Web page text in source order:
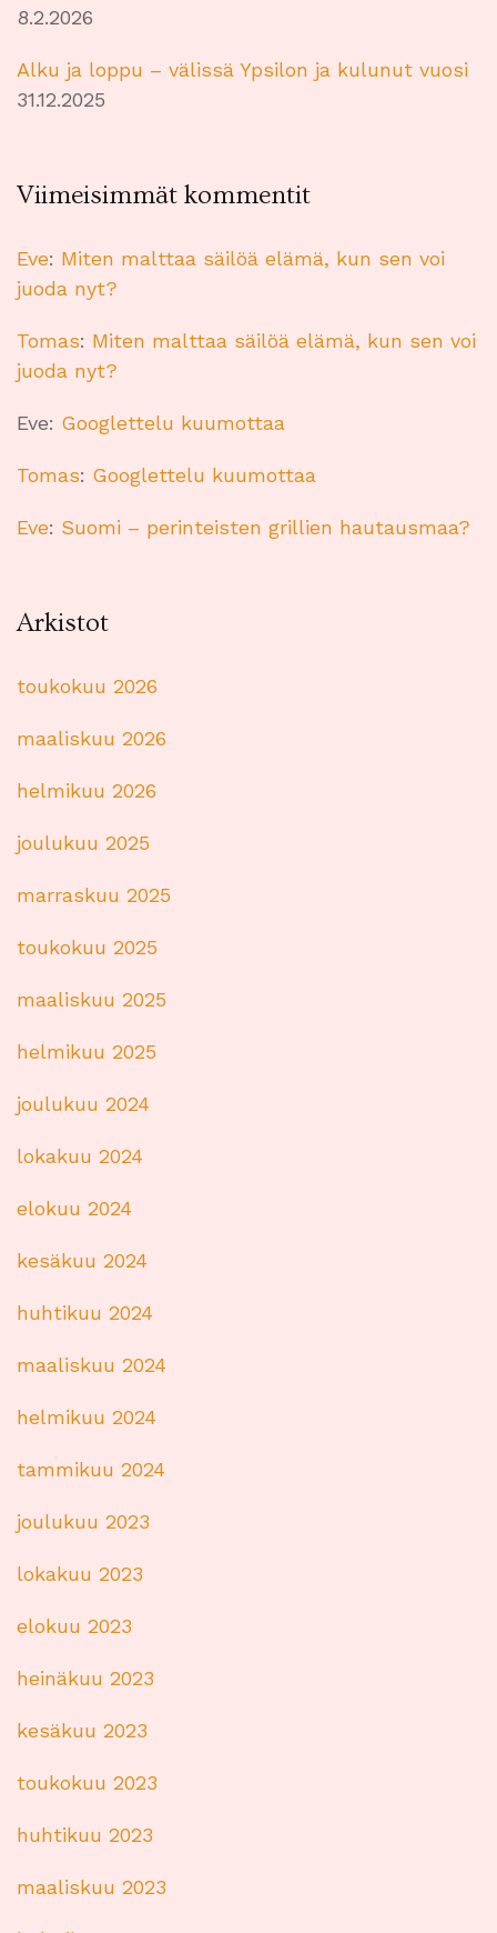
8.2.2026
Alku ja loppu – välissä Ypsilon ja kulunut vuosi
31.12.2025
Viimeisimmät kommentit
Eve: Miten malttaa säilöä elämä, kun sen voi
juoda nyt?
Tomas: Miten malttaa säilöä elämä, kun sen voi
juoda nyt?
Eve: Googlettelu kuumottaa
Tomas: Googlettelu kuumottaa
Eve: Suomi – perinteisten grillien hautausmaa?
Arkistot
toukokuu 2026
maaliskuu 2026
helmikuu 2026
joulukuu 2025
marraskuu 2025
toukokuu 2025
maaliskuu 2025
helmikuu 2025
joulukuu 2024
lokakuu 2024
elokuu 2024
kesäkuu 2024
huhtikuu 2024
maaliskuu 2024
helmikuu 2024
tammikuu 2024
joulukuu 2023
lokakuu 2023
elokuu 2023
heinäkuu 2023
kesäkuu 2023
toukokuu 2023
huhtikuu 2023
maaliskuu 2023